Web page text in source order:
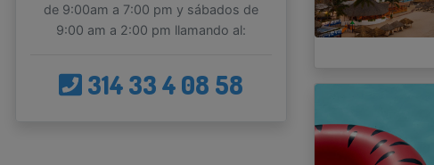
de 9:00am a 7:00 pm y sábados de
9:00 am a 2:00 pm llamando al:
314 33 4 08 58